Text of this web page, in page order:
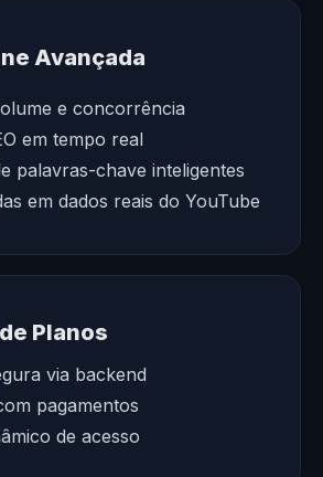
Avançada
e concorrência
em tempo real
palavras-chave inteligentes
em dados reais do YouTube
Planos
via backend
pagamentos
de acesso